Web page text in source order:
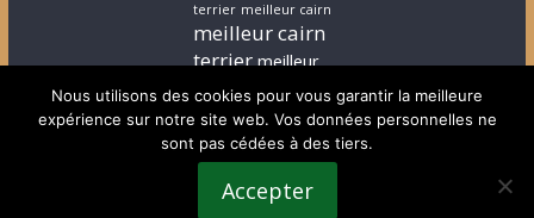
terrier meilleur cairn
meilleur cairn
terrier meilleur
elevage cairn
terrier
stephanie
cairn terrier
stephanie
chiot cairn terrier
terrardiere voeux
terrier terrier ecossais
Nous utilisons des cookies pour vous garantir la meilleure
expérience sur notre site web. Vos données personnelles ne
sont pas cédées à des tiers.
Accepter